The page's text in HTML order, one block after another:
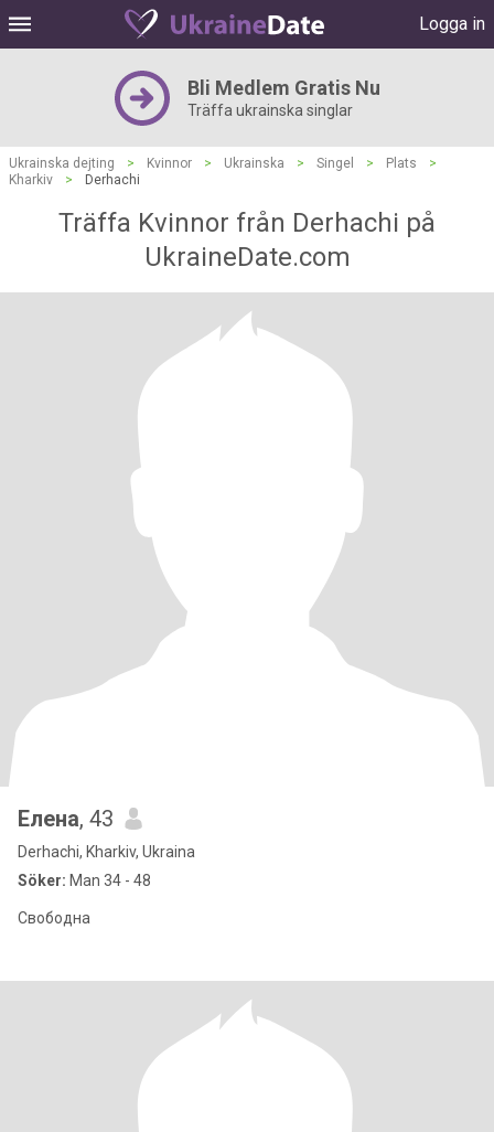
Logga in
Bli Medlem Gratis Nu
Träffa ukrainska singlar
Ukrainska dejting > Kvinnor > Ukrainska > Singel > Plats
>
Kharkiv
> Derhachi
Träffa Kvinnor från Derhachi på
UkraineDate.com
Елена, 43
Derhachi, Kharkiv, Ukraina
Söker: Man 34 - 48
Свободна